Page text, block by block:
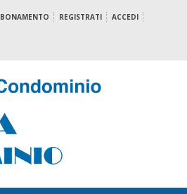
REGISTRATI
ACCEDI